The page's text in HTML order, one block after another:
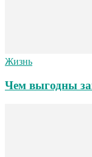
Жизнь
Чем выгодны